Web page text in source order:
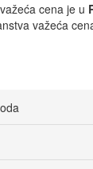
cena je u
važeća